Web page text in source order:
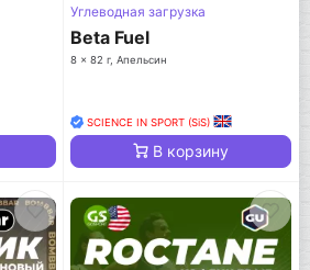
Углеводная загрузка
Beta Fuel
8 x 82 г, Апельсин
SCIENCE IN SPORT (SiS)
В корзину